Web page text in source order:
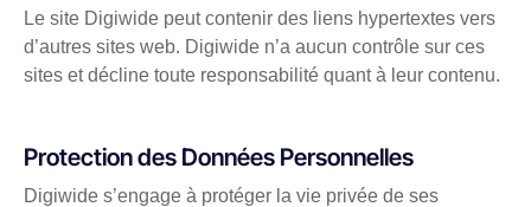
Le site Digiwide peut contenir des liens hypertextes vers
d’autres sites web. Digiwide n’a aucun contrôle sur ces
sites et décline toute responsabilité quant à leur contenu.
Protection des Données Personnelles
Digiwide s’engage à protéger la vie privée de ses